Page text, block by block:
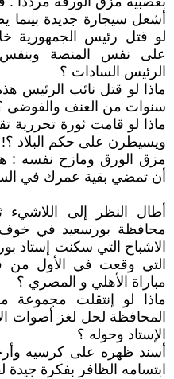
أشعل سيجارة جديدة بينما
لو قتل رئيس الجمهورية
على نفس المنصة وبنفس
الرئيس السادات ؟
ماذا لو قتل نائب الرئيس
سنوات من العنف والفوضى
ماذا لو قامت ثورة تحررية
ويسيطرن على حكم البلاد ؟!
مزق الورق ومازح نفسه :
أن تمضي بقية عمرك في
أطال النظر إلى
محافظة بورسعيد في
الاشباح التي سكنت إستاد
مباراة الأهلي و المصري ؟
ماذا لو إنتقلت مجموعة
المحافظة لحل لغز أصوات
الإستاد وحوله ؟
أسند ظهره على كرسيه
ابتسامه الظافر بفكرة